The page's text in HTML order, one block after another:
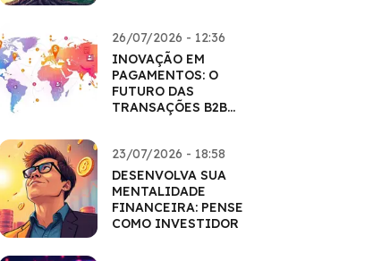
26/07/2026 - 12:36
INOVAÇÃO EM
PAGAMENTOS: O
FUTURO DAS
TRANSAÇÕES B2B
23/07/2026 - 18:58
DESENVOLVA SUA
MENTALIDADE
FINANCEIRA: PENSE
COMO INVESTIDOR